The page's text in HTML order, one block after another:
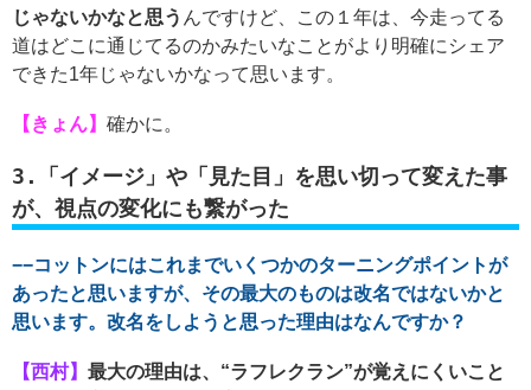
じゃないかなと思う んですけど、この１年は、今走ってる
道はどこに通じてるのかみたいなことがより明確にシェア
できた1年じゃないかなって思います。
【きょん】 確かに。
3.「イメージ」や「見た目」を思い切って変えた事
が、視点の変化にも繋がった
−−コットンにはこれまでいくつかのターニングポイントが
あったと思いますが、その最大のものは改名ではないかと
思います。改名をしようと思った理由はなんですか？
【西村】 最大の理由は、“ラフレクラン”が覚えにくいこと